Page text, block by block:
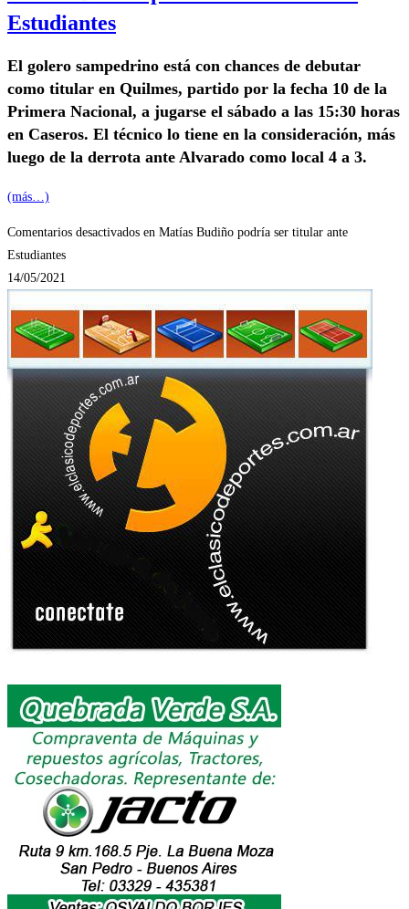
Estudiantes
El golero sampedrino está con chances de debutar
como titular en Quilmes, partido por la fecha 10 de la
Primera Nacional, a jugarse el sábado a las 15:30 horas
en Caseros. El técnico lo tiene en la consideración, más
luego de la derrota ante Alvarado como local 4 a 3.
(más…)
Comentarios desactivados en Matías Budiño podría ser titular ante
Estudiantes
14/05/2021